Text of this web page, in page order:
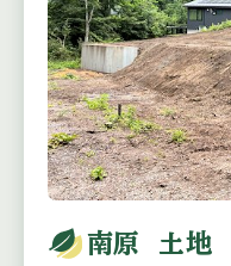
南原 土地